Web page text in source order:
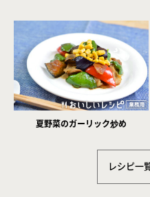
夏野菜のガーリック炒め
レシピ一